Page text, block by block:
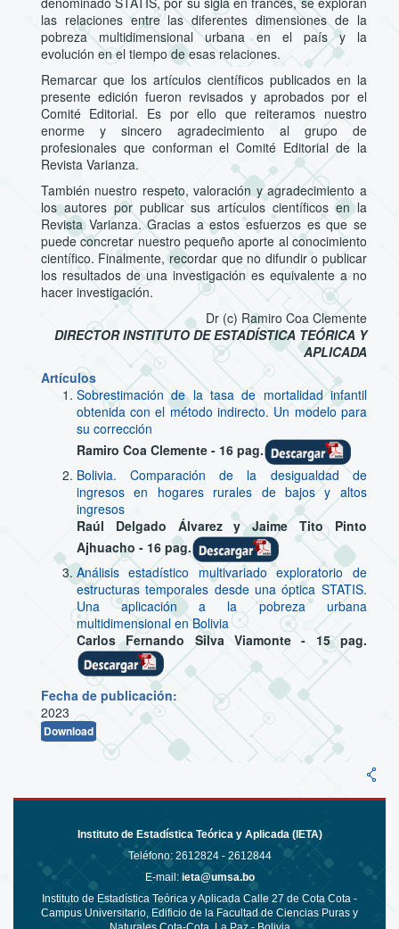
las relaciones entre las diferentes dimensiones de la
pobreza multidimensional urbana en el país y la
evolución en el tiempo de esas relaciones.
Remarcar que los artículos científicos publicados en la
presente edición fueron revisados y aprobados por el
Comité Editorial. Es por ello que reiteramos nuestro
enorme y sincero agradecimiento al grupo de
profesionales que conforman el Comité Editorial de la
Revista Varianza.
También nuestro respeto, valoración y agradecimiento a
los autores por publicar sus artículos científicos en la
Revista Varianza. Gracias a estos esfuerzos es que se
puede concretar nuestro pequeño aporte al conocimiento
científico. Finalmente, recordar que no difundir o publicar
los resultados de una investigación es equivalente a no
hacer investigación.
Dr (c) Ramiro Coa Clemente
DIRECTOR INSTITUTO DE ESTADÍSTICA TEÓRICA Y
APLICADA
Artículos
Sobrestimación de la tasa de mortalidad infantil
obtenida con el método indirecto. Un modelo para
su corrección
Ramiro Coa Clemente - 16 pag.
Bolivia. Comparación de la desigualdad de
ingresos en hogares rurales de bajos y altos
ingresos
Raúl Delgado Álvarez y Jaime Tito Pinto
Ajhuacho - 16 pag.
Análisis estadístico multivariado exploratorio de
estructuras temporales desde una óptica STATIS.
Una aplicación a la pobreza urbana
multidimensional en Bolivia
Carlos Fernando Silva Viamonte - 15 pag.
Fecha de publicación:
2023
Download
Instituto de Estadística Teórica y Aplicada (IETA)
Teléfono: 2612824 - 2612844
E-mail: ieta@umsa.bo
Instituto de Estadística Teórica y Aplicada Calle 27 de Cota Cota -
Campus Universitario, Edificio de la Facultad de Ciencias Puras y